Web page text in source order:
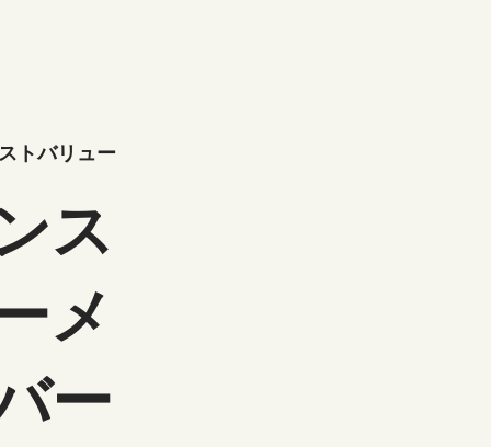
トバリュー
ス
メ
ー